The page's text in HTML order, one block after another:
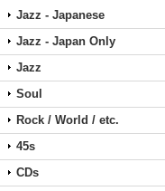
Jazz - Japanese
Jazz - Japan Only
Jazz
Soul
Rock / World / etc.
45s
CDs